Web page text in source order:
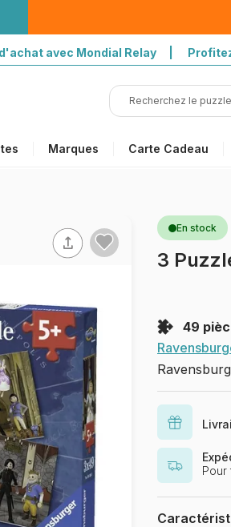
d'achat avec Mondial Relay | Profitez
Marques Carte Cadeau
En stock
3
49
Pour